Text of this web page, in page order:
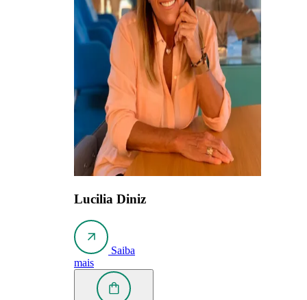
Lucilia Diniz
Saiba
mais